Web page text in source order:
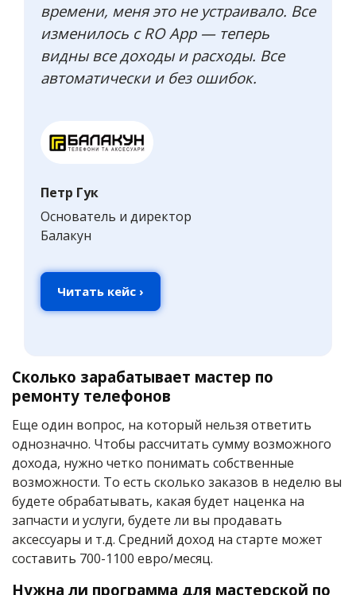
времени, меня это не устраивало. Все
изменилось с RO App — теперь
видны все доходы и расходы. Все
автоматически и без ошибок.
Петр Гук
Основатель и директор
Балакун
Читать кейс ›
Сколько зарабатывает мастер по
ремонту телефонов
Еще один вопрос, на который нельзя ответить
однозначно. Чтобы рассчитать сумму возможного
дохода, нужно четко понимать собственные
возможности. То есть сколько заказов в неделю вы
будете обрабатывать, какая будет наценка на
запчасти и услуги, будете ли вы продавать
аксессуары и т.д. Средний доход на старте может
составить 700-1100 евро/месяц.
Нужна ли программа для мастерской по